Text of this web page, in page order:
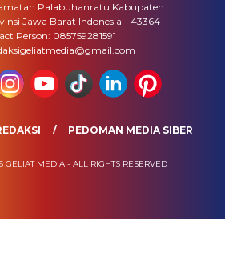
Palabuhanratu Kabupaten
Jawa Barat Indonesia - 43364
Person: 085759281591
PEDOMAN MEDIA SIBER
GELIAT MEDIA - ALL RIGHTS RESERVED